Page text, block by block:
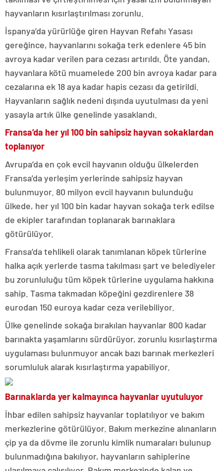
hayvanların kısırlaştırılması zorunlu.
İspanya’da yürürlüğe giren Hayvan Refahı Yasası
gereğince, hayvanlarını sokağa terk edenlere 45 bin
avroya kadar verilen para cezası artırıldı. Öte yandan,
hayvanlara kötü muamelede 200 bin avroya kadar para
cezalarına ek 18 aya kadar hapis cezası da getirildi.
Hayvanların sağlık nedeni dışında uyutulması da yeni
yasayla artık ülke genelinde yasaklandı.
Fransa’da her yıl 100 bin sahipsiz hayvan sokaklardan
toplanıyor
Avrupa’da en çok evcil hayvanın olduğu ülkelerden
Fransa’da yerleşim yerlerinde sahipsiz hayvan
bulunmuyor. 80 milyon evcil hayvanın bulunduğu
ülkede, her yıl 100 bin kadar hayvan sokağa terk edilse
de ekipler tarafından toplanarak barınaklara
götürülüyor.
Fransa’da tehlikeli olarak tanımlanan köpek türlerine
halka açık yerlerde tasma takılması şart ve belediyeler
bu zorunluluğu tüm köpek türlerine uygulama hakkına
sahip. Tasma takmadan köpeğini gezdirenlere 38
eurodan 150 euroya kadar ceza verilebiliyor.
Ülke genelinde sokağa bırakılan hayvanlar 800 kadar
barınakta yaşamlarını sürdürüyor, zorunlu kısırlaştırma
uygulaması bulunmuyor ancak bazı barınak merkezleri
sorumluluk alarak kısırlaştırma yapabiliyor.
Barınaklarda yer kalmayınca hayvanlar uyutuluyor
İhbar edilen sahipsiz hayvanlar toplatılıyor ve bakım
merkezlerine götürülüyor. Bakım merkezine alınanların
çip ya da dövme ile zorunlu kimlik numaraları bulunup
bulunmadığına bakılıyor, hayvanların sahiplerine